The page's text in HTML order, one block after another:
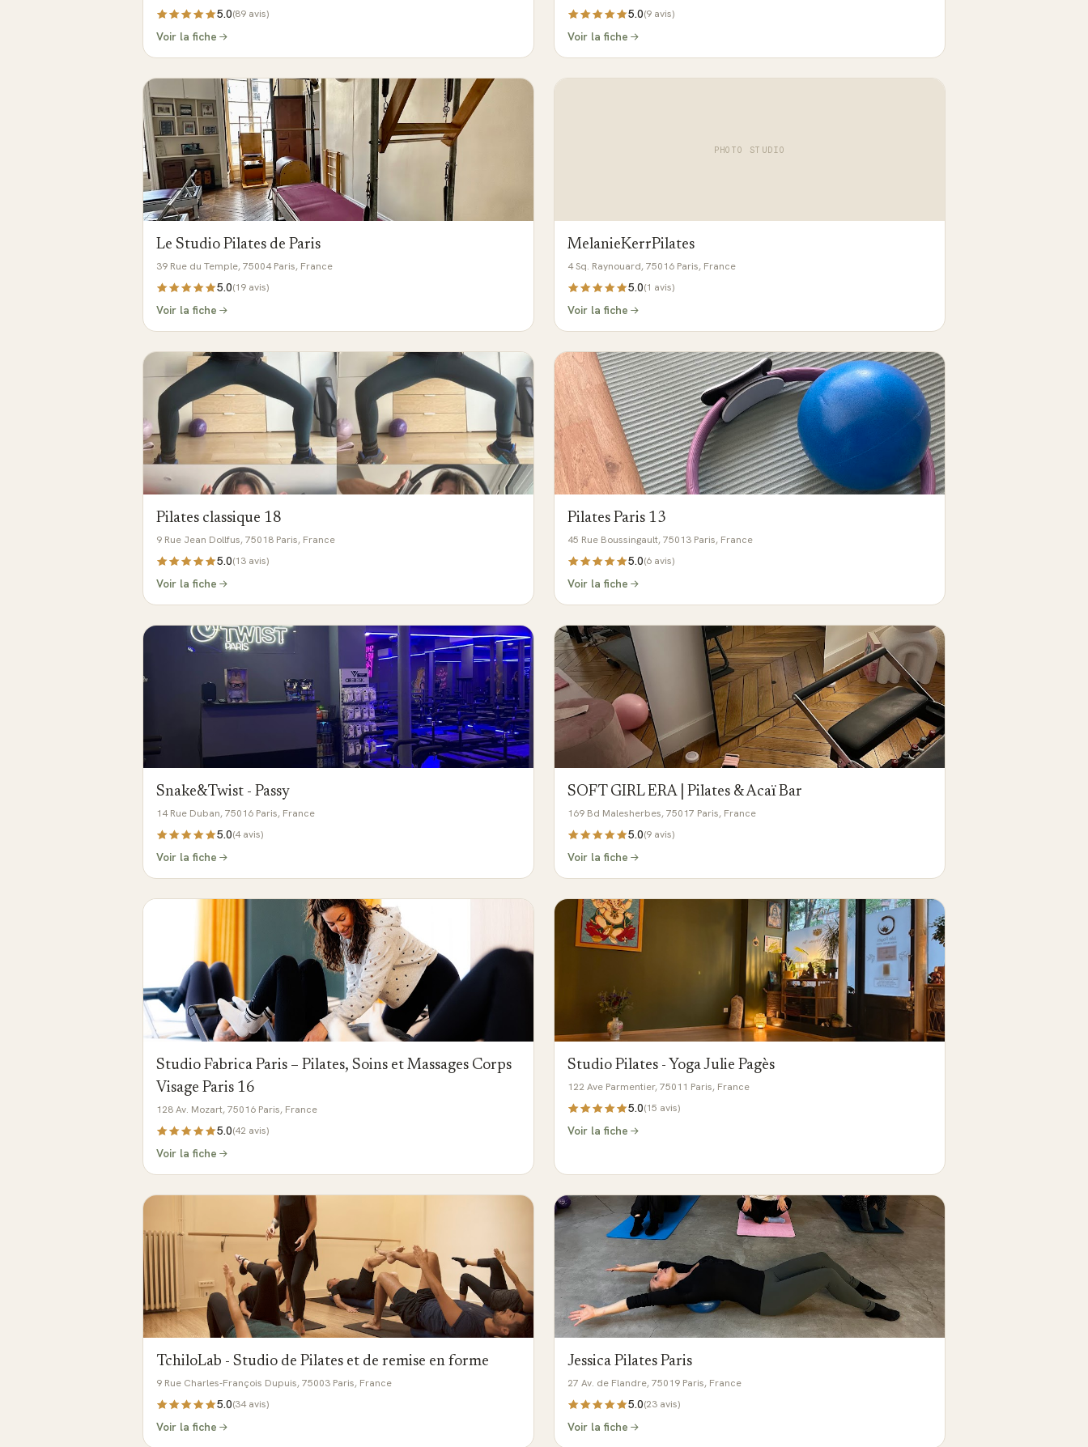
5.0(89 avis)
Voir la fiche
5.0(9 avis)
Voir la fiche
Le Studio Pilates de Paris
39 Rue du Temple, 75004 Paris, France
5.0(19 avis)
Voir la fiche
PHOTO STUDIO
MelanieKerrPilates
4 Sq. Raynouard, 75016 Paris, France
5.0(1 avis)
Voir la fiche
Pilates classique 18
9 Rue Jean Dollfus, 75018 Paris, France
5.0(13 avis)
Voir la fiche
Pilates Paris 13
45 Rue Boussingault, 75013 Paris, France
5.0(6 avis)
Voir la fiche
Snake&Twist - Passy
14 Rue Duban, 75016 Paris, France
5.0(4avis)
Voir la fiche
SOFT GIRL ERA | Pilates & Acaï Bar
169 Bd Malesherbes, 75017 Paris, France
5.0(9 avis)
Voir la fiche
Studio Fabrica Paris – Pilates, Soins et Massages Corps
Visage Paris 16
128 Av. Mozart, 75016 Paris, France
5.0(42 avis)
Voir la fiche
Studio Pilates - Yoga Julie Pagès
122 Ave Parmentier, 75011 Paris, France
5.0(15 avis)
Voir la fiche
TchiloLab - Studio de Pilates et de remise en forme
9 Rue Charles-François Dupuis, 75003 Paris, France
5.0(34avis)
Voir la fiche
Jessica Pilates Paris
27 Av. de Flandre, 75019 Paris, France
5.0(23 avis)
Voir la fiche